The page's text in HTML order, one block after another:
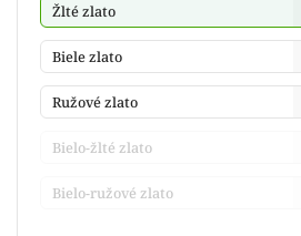
Žlté zlato
Biele zlato
Ružové zlato
Bielo-žlté zlato
Bielo-ružové zlato